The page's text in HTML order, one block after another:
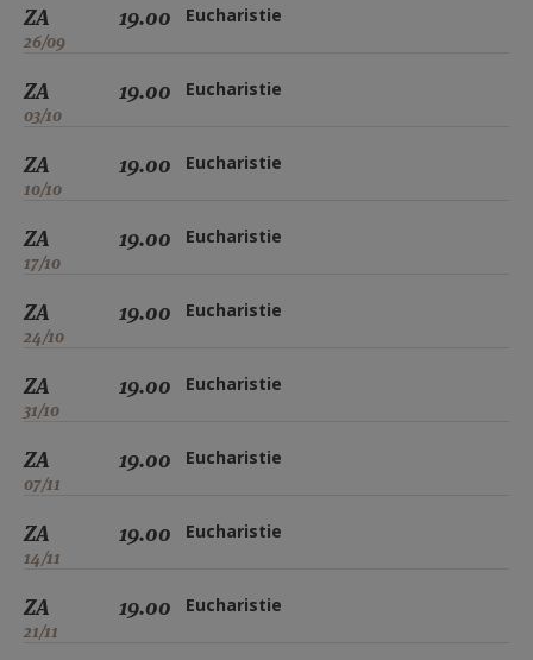
ZA
26/09
19.00 Eucharistie
ZA
03/10
19.00 Eucharistie
ZA
10/10
19.00 Eucharistie
ZA
17/10
19.00 Eucharistie
ZA
24/10
19.00 Eucharistie
ZA
31/10
19.00 Eucharistie
ZA
07/11
19.00 Eucharistie
ZA
14/11
19.00 Eucharistie
ZA
21/11
19.00 Eucharistie